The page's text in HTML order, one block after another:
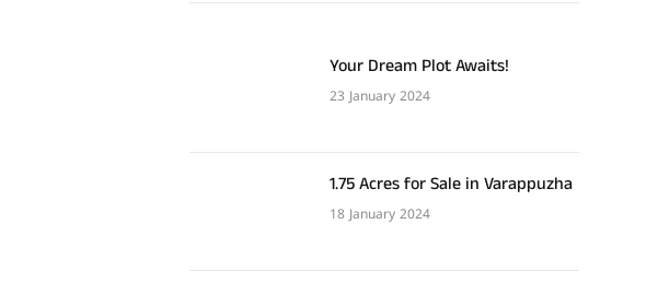
Your Dream Plot Awaits!
23 January 2024
1.75 Acres for Sale in Varappuzha
18 January 2024